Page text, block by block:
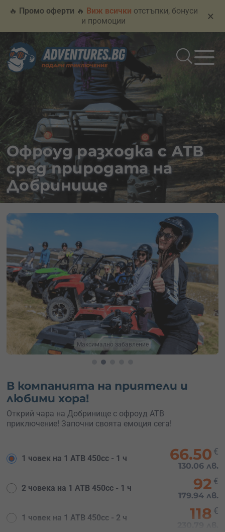
🔥 Промо оферти 🔥 Виж всички отстъпки, бонуси
и промоции
×
Офроуд разходка с АТВ
сред природата на
Добринище
Усети мощността
В компанията на приятели и
любими хора!
Открий чара на Добринище с офроуд АТВ
приключение! Започни своята емоция сега!
1 човек на 1 АТВ 450cc - 1 ч 66.50 €
130.06 лв.
2 човека на 1 АТВ 450cc - 1 ч 92 €
179.94 лв.
1 човек на 1 АТВ 450cc - 2 ч 118 €